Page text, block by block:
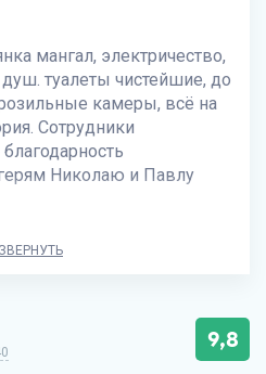
мангал, электричество,
туалеты чистейшие, до
камеры, всë на
Сотрудники
Николаю и Павлу
9,8